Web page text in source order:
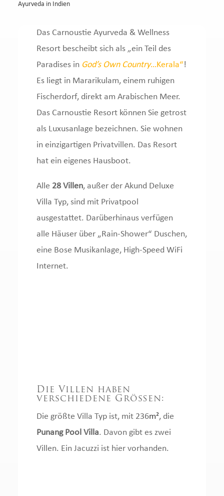
Ayurveda in Indien
Das Carnoustie Ayurveda & Wellness
Resort bescheibt sich als „ein Teil des
Paradises in God’s Own Country…Kerala“!
Es liegt in Mararikulam, einem ruhigen
Fischerdorf, direkt am Arabischen Meer.
Das Carnoustie Resort können Sie getrost
als Luxusanlage bezeichnen. Sie wohnen
in einzigartigen Privatvillen. Das Resort
hat ein eigenes Hausboot.
Alle 28 Villen, außer der Akund Deluxe
Villa Typ, sind mit Privatpool
ausgestattet. Darüberhinaus verfügen
alle Häuser über „Rain-Shower“ Duschen,
eine Bose Musikanlage, High-Speed WiFi
Internet.
Die Villen haben
verschiedene Größen:
Die größte Villa Typ ist, mit 236m², die
Punang Pool Villa. Davon gibt es zwei
Villen. Ein Jacuzzi ist hier vorhanden.